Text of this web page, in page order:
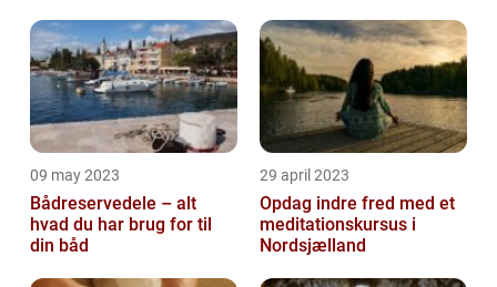
09 may 2023
Bådreservedele – alt
hvad du har brug for til
din båd
29 april 2023
Opdag indre fred med et
meditationskursus i
Nordsjælland